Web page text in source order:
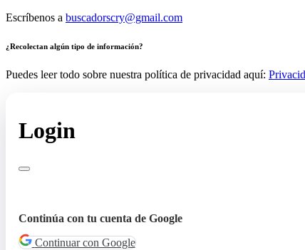
Escríbenos a buscadorscry@gmail.com
¿Recolectan algún tipo de información?
Puedes leer todo sobre nuestra política de privacidad aquí:
Login
Continúa con tu cuenta de Google
Continuar con Google